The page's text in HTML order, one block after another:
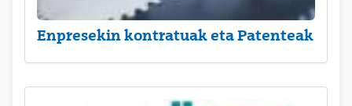
Enpresekin kontratuak eta Patenteak